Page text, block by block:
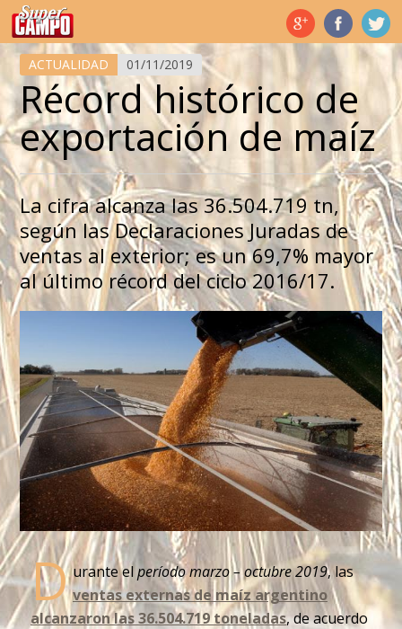
Temas de hoy
ACTUALIDAD 01/11/2019
Récord histórico de
exportación de maíz
La cifra alcanza las 36.504.719 tn,
según las Declaraciones Juradas de
ventas al exterior; es un 69,7% mayor
al último récord del ciclo 2016/17.
D urante el período marzo – octubre 2019, las
ventas externas de maíz argentino
alcanzaron las 36.504.719 toneladas, de acuerdo